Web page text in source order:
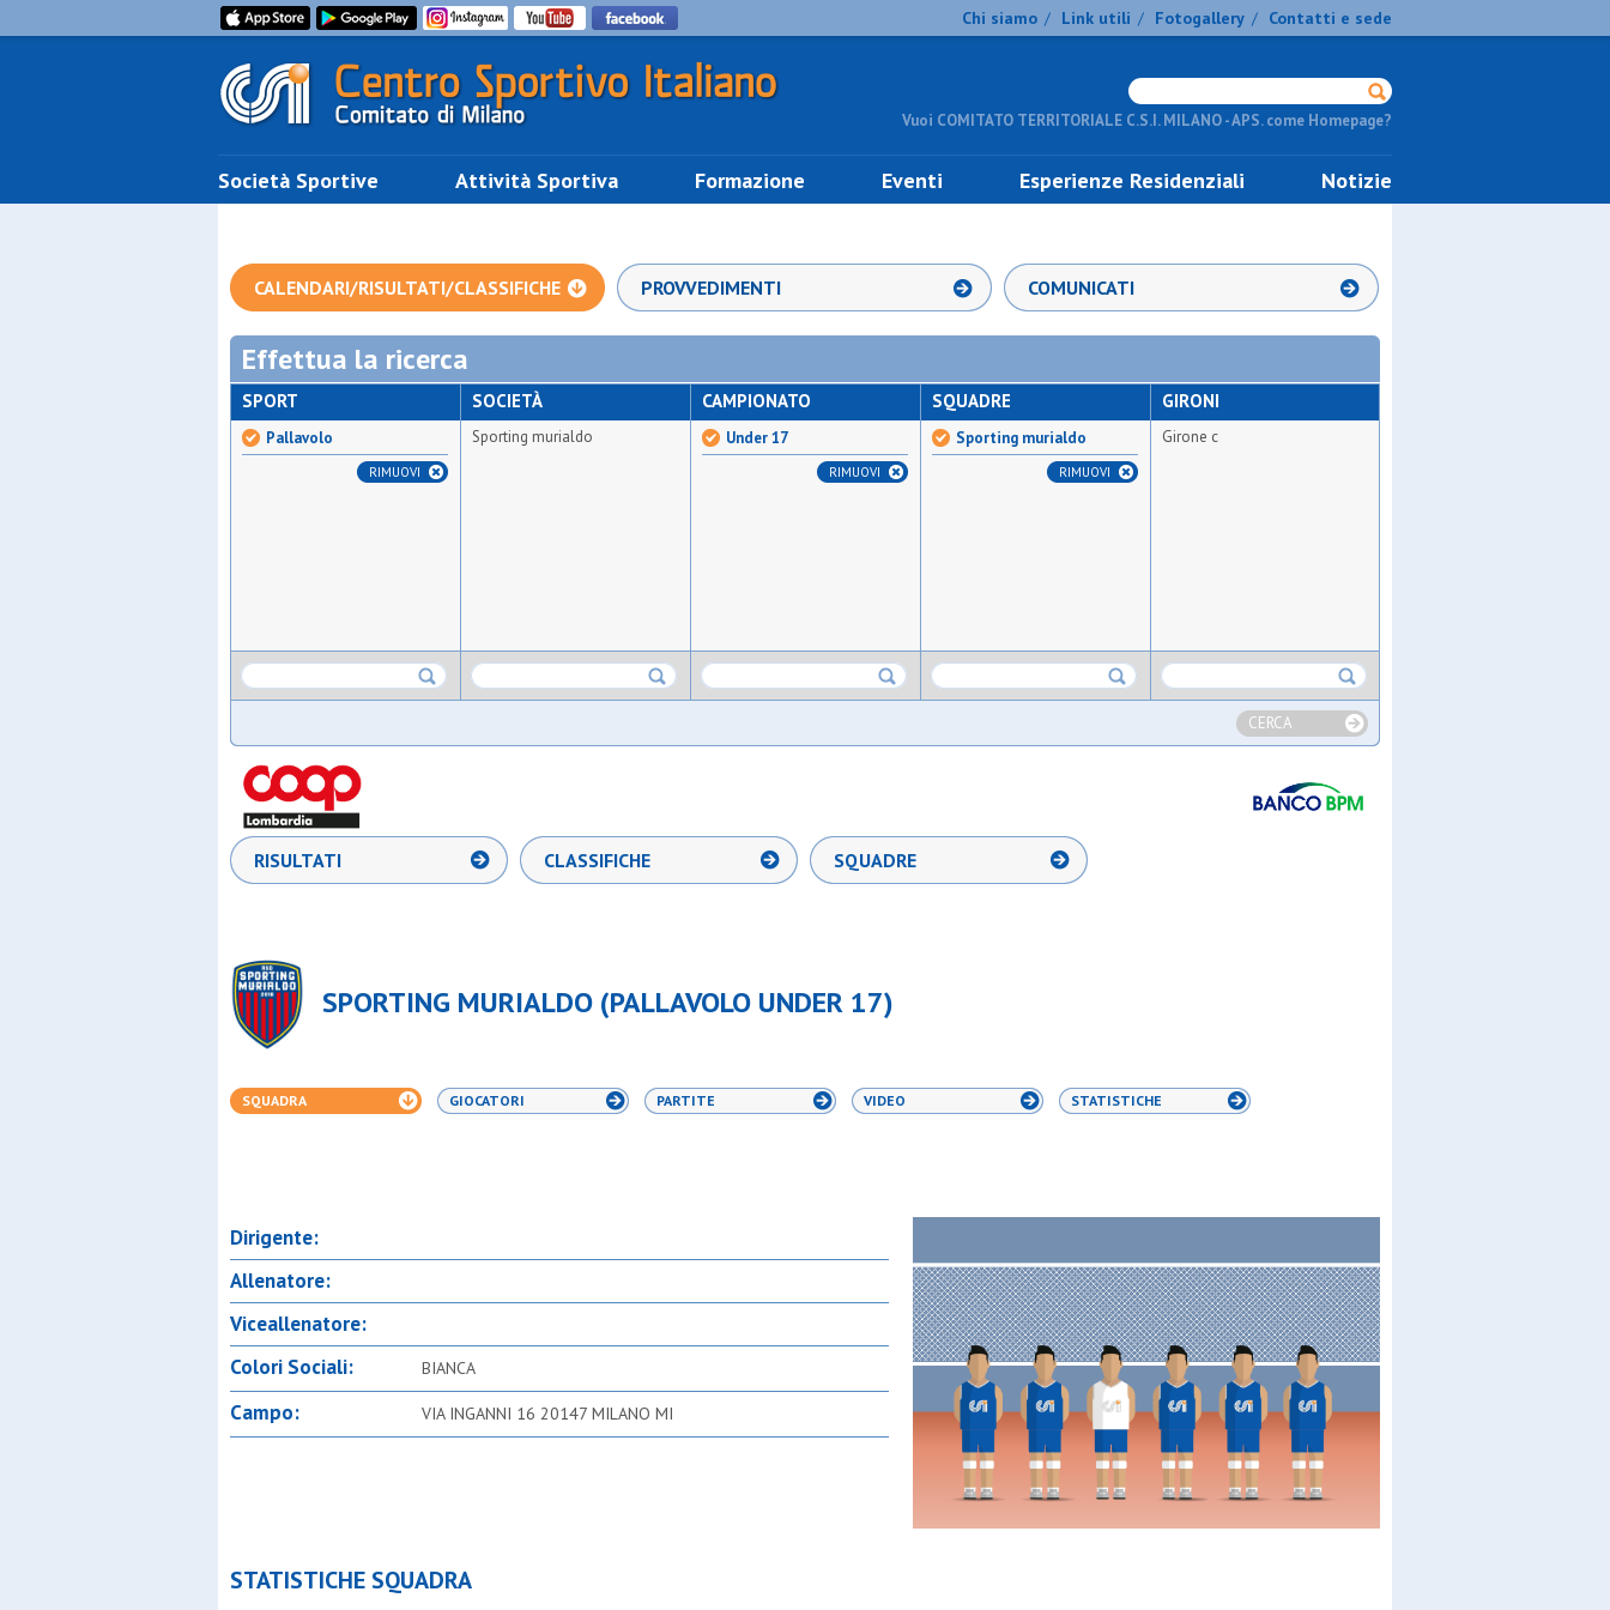
Chi siamo / Link utili / Fotogallery / Contatti e sede
Vuoi COMITATO TERRITORIALE C.S.I. MILANO - APS. come Homepage?
Società Sportive Attività Sportiva Formazione Eventi Esperienze Residenziali Notizie
CALENDARI/RISULTATI/CLASSIFICHE PROVVEDIMENTI COMUNICATI
Effettua la ricerca
SPORT
Pallavolo
RIMUOVI
SOCIETÀ
Sporting murialdo
CAMPIONATO
Under 17
RIMUOVI
SQUADRE
Sporting murialdo
RIMUOVI
GIRONI
Girone c
CERCA
RISULTATI CLASSIFICHE SQUADRE
SPORTING MURIALDO (PALLAVOLO UNDER 17)
SQUADRA GIOCATORI PARTITE VIDEO STATISTICHE
Dirigente:
Allenatore:
Viceallenatore:
Colori Sociali:
BIANCA
Campo: VIA INGANNI 16 20147 MILANO MI
STATISTICHE SQUADRA